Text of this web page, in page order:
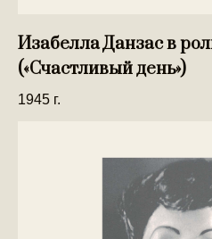
Изабелла Данзас в
(«Счастливый день»)
1945 г.